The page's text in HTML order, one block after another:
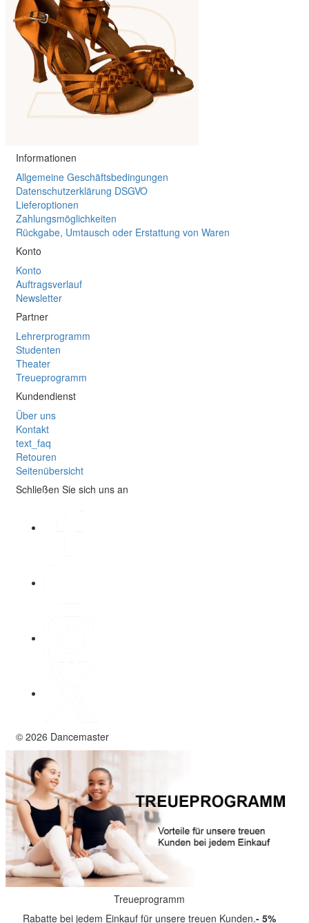
Informationen
Allgemeine Geschäftsbedingungen
Datenschutzerklärung DSGVO
Lieferoptionen
Zahlungsmöglichkeiten
Rückgabe, Umtausch oder Erstattung von Waren
Konto
Konto
Auftragsverlauf
Newsletter
Partner
Lehrerprogramm
Studenten
Theater
Treueprogramm
Kundendienst
Über uns
Kontakt
text_faq
Retouren
Seitenübersicht
Schließen Sie sich uns an
© 2026 Dancemaster
Treueprogramm
Rabatte bei jedem Einkauf für unsere treuen Kunden.- 5%